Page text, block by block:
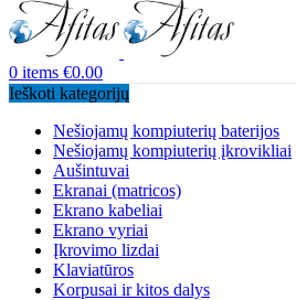
0 items €0.00
Ieškoti kategorijų
Nešiojamų kompiuterių baterijos
Nešiojamų kompiuterių įkrovikliai
Aušintuvai
Ekranai (matricos)
Ekrano kabeliai
Ekrano vyriai
Įkrovimo lizdai
Klaviatūros
Korpusai ir kitos dalys